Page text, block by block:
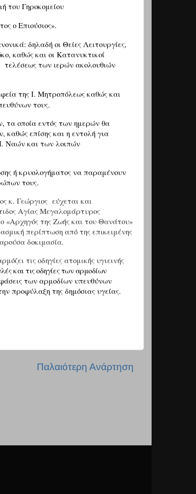
του Γηροκομείου
ο Επιούσιος».
δηλαδή οι Θείες Λειτουργίες,
καθώς και οι Κατανυκτικοί
τελέσεως των ιερών ακολουθιών
της Ι. Μητροπόλεως καθώς και
τους.
τα οποία εντός των ημερών θα
επίσης και η εντολή για
Ναών και των λοιπών
ή κρυολογήματος να παραμένουν
τους.
κ. Γεώργιος εύχεται και
Αγίας Μεγαλομάρτυρος
ο «Αρχηγός της Ζωής και του Θανάτου»
περίπτωση από της επικειμένης
δοκιμασία.
τις οδηγίες ατομικής υγιεινής
και τις οδηγίες των αρμοδίων
των αρμοδίων υπευθύνων
προφύλαξη της δημόσιας υγείας.
Παλαιότερη Ανάρτηση